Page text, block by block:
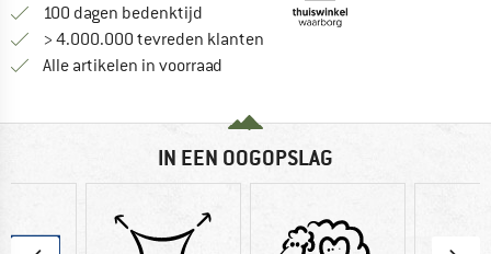
100 dagen bedenktijd Vind de betalingsinformatie hier!
> 4.000.000 tevreden klanten
Alle artikelen in voorraad
IN EEN OOGOPSLAG